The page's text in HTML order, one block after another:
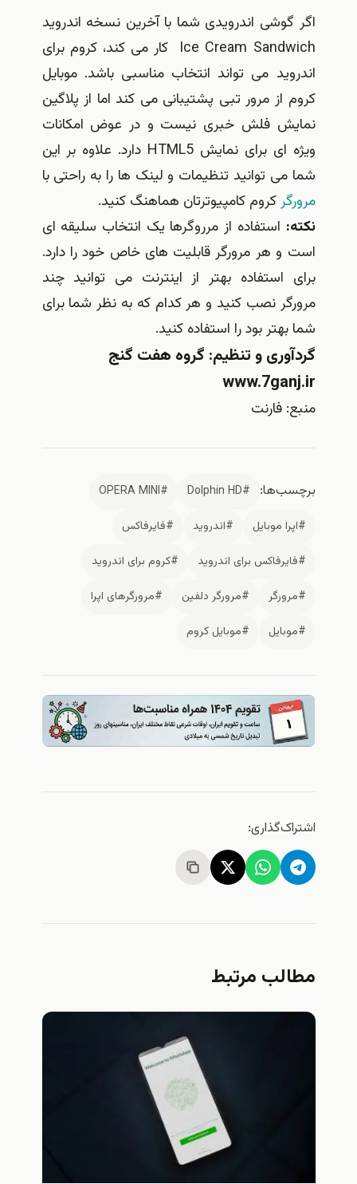
اندرویدی شما با آخرین نسخه اندروید
Ice Cream Sandwich کار می کند، کروم برای
می تواند انتخاب مناسبی باشد. موبایل
از مرور تبی پشتیبانی می کند اما از پلاگین
فلش خبری نیست و در عوض امکانات
ویژه ای برای نمایش HTML5 دارد. علاوه بر این
توانید تنظیمات و لینک ها را به راحتی با
کروم کامپیوترتان هماهنگ کنید.
استفاده از مرروگرها یک انتخاب سلیقه ای
هر مرورگر قابلیت های خاص خود را دارد.
استفاده بهتر از اینترنت می توانید چند
نصب کنید و هر کدام که به نظر شما برای
بود را استفاده کنید.
و تنظیم: گروه هفت گنج
#Dolphin HD
#OPERA MINI
#اندرويد
#فايرفاكس
برای اندروید
#کروم برای اندروید
#مرورگر دلفین
#مرورگرهای اپرا
#موبایل کروم
مرتبط